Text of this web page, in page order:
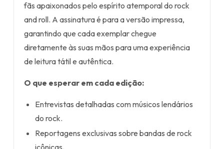
fãs apaixonados pelo espírito atemporal do rock
and roll. A assinatura é para a versão impressa,
garantindo que cada exemplar chegue
diretamente às suas mãos para uma experiência
de leitura tátil e autêntica.
O que esperar em cada edição:
Entrevistas detalhadas com músicos lendários
do rock.
Reportagens exclusivas sobre bandas de rock
icônicas.